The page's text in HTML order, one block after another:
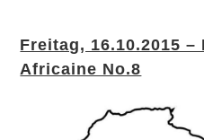
Freitag, 16.10.2015 –
Africaine No.8